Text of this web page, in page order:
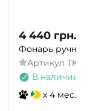
4 440 грн.
Фонарь ручной
Артикул TK11R
В наличии
x 4 мес.